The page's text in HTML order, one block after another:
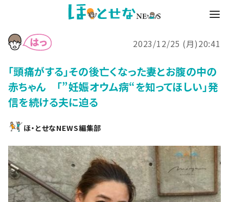
2023/12/25 (月)20:41
「頭痛がする」その後亡くなった妻とお腹の中の
赤ちゃん 「”妊娠オウム病“を知ってほしい」発
信を続ける夫に迫る
ほ・とせなNEWS編集部